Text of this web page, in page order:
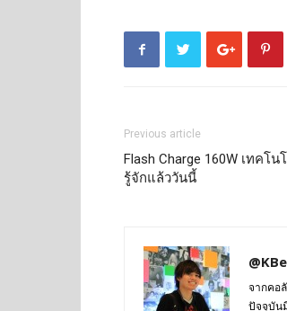
Previous article
Flash Charge 160W เทค
รู้จักแล้ววันนี้
จากคอ
ปัจจุบัน